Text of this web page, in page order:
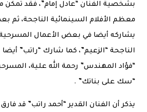
بشخصية الفنان “عادل إمام”، فقد تمكن
معظم الأفلام السينمائية الناجحة، ثم
يشاركه أيضا في بعض الأعمال
الناجحة “الزعيم”، كما شارك “راتب” أيضا
“فؤاد المهندس” رحمة الله علية،
“سك على بناتك” .
يذكر أن الفنان القدير “أحمد راتب” قد